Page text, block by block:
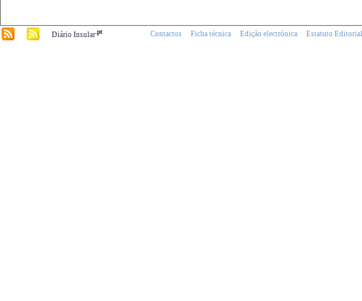
Diário Insular.pt Contactos Ficha técnica Edição electrónica Estatuto Editorial